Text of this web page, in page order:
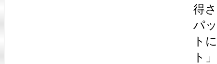
得
パ
ト
ト